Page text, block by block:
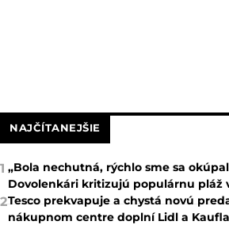
NAJČÍTANEJŠIE
1 „Bola nechutná, rýchlo sme sa
Dovolenkári kritizujú populárnu pláž
2Tesco prekvapuje a chystá novú
nákupnom centre doplní Lidl a